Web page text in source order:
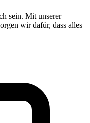
sein. Mit unserer
wir dafür, dass alles